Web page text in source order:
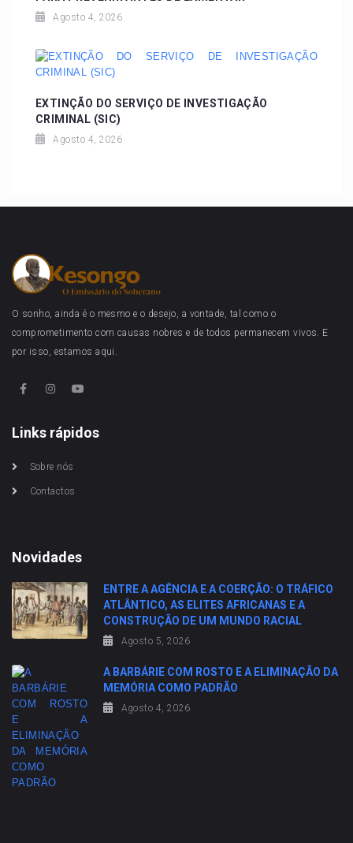
Agosto 4, 2026
EXTINÇÃO DO SERVIÇO DE INVESTIGAÇÃO
CRIMINAL (SIC)
Agosto 4, 2026
O sonho, ainda é o mesmo e o desejo, a vontade, tal como o
comprometimento com causas nobres e de todos permanecem vivos. E
por isso, estamos aqui.
Links rápidos
Sobre nós
Contactos
Novidades
ENTRE A AGÊNCIA E A COERÇÃO: O TRÁFICO
ATLÂNTICO, AS ELITES AFRICANAS E A
CONSTRUÇÃO DE UM MUNDO RACIAL
Agosto 5, 2026
A BARBÁRIE COM ROSTO E A ELIMINAÇÃO DA
MEMÓRIA COMO PADRÃO
Agosto 4, 2026